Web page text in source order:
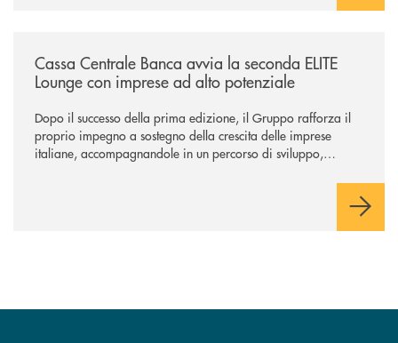
Cassa Centrale Banca avvia la seconda ELITE
Lounge con imprese ad alto potenziale
Dopo il successo della prima edizione, il Gruppo rafforza il
proprio impegno a sostegno della crescita delle imprese
italiane, accompagnandole in un percorso di sviluppo,